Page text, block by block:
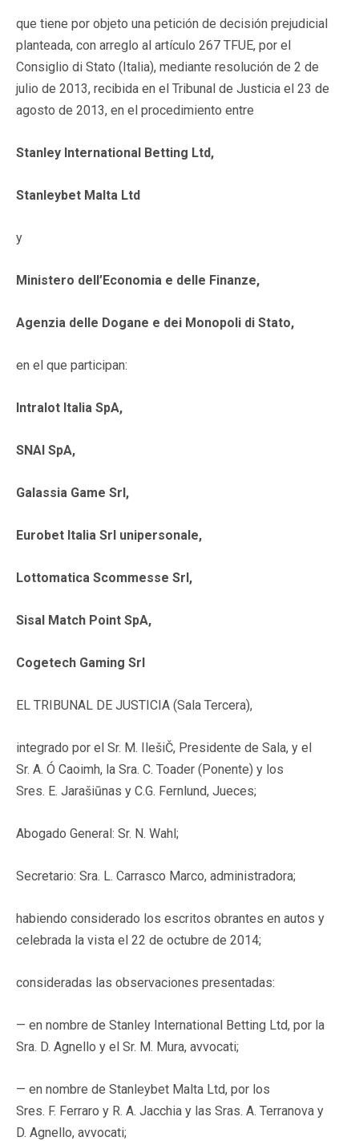
que tiene por objeto una petición de decisión prejudicial
planteada, con arreglo al artículo 267 TFUE, por el
Consiglio di Stato (Italia), mediante resolución de 2 de
julio de 2013, recibida en el Tribunal de Justicia el 23 de
agosto de 2013, en el procedimiento entre
Stanley International Betting Ltd,
Stanleybet Malta Ltd
y
Ministero dell’Economia e delle Finanze,
Agenzia delle Dogane e dei Monopoli di Stato,
en el que participan:
Intralot Italia SpA,
SNAI SpA,
Galassia Game Srl,
Eurobet Italia Srl unipersonale,
Lottomatica Scommesse Srl,
Sisal Match Point SpA,
Cogetech Gaming Srl
EL TRIBUNAL DE JUSTICIA (Sala Tercera),
integrado por el Sr. M. IlešiČ, Presidente de Sala, y el
Sr. A. Ó Caoimh, la Sra. C. Toader (Ponente) y los
Sres. E. Jarašiūnas y C.G. Fernlund, Jueces;
Abogado General: Sr. N. Wahl;
Secretario: Sra. L. Carrasco Marco, administradora;
habiendo considerado los escritos obrantes en autos y
celebrada la vista el 22 de octubre de 2014;
consideradas las observaciones presentadas:
— en nombre de Stanley International Betting Ltd, por la
Sra. D. Agnello y el Sr. M. Mura, avvocati;
— en nombre de Stanleybet Malta Ltd, por los
Sres. F. Ferraro y R. A. Jacchia y las Sras. A. Terranova y
D. Agnello, avvocati;